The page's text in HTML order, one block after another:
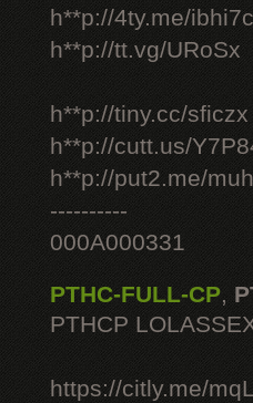
h**p://4ty.me/ibhi7c
h**p://tt.vg/URoSx
h**p://tiny.cc/sficzx
h**p://cutt.us/
h**p://put2.me/
----------
000A000331
PTHC-FULL-CP,
PTHCP
https://citly.me/